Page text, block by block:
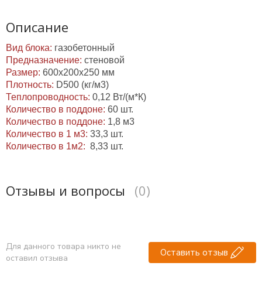
Описание
Вид блока: газобетонный
Предназначение: стеновой
Размер: 600х200х250 мм
Плотность: D500 (кг/м3)
Теплопроводность: 0,12 Вт/(м*К)
Количество в поддоне: 60 шт.
Количество в поддоне: 1,8 м3
Количество в 1 м3: 33,3 шт.
Количество в 1м2: 8,33 шт.
Отзывы и вопросы (0)
Для данного товара никто не
оставил отзыва
Оставить отзыв